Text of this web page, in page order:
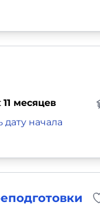
11 месяцев
дату начала